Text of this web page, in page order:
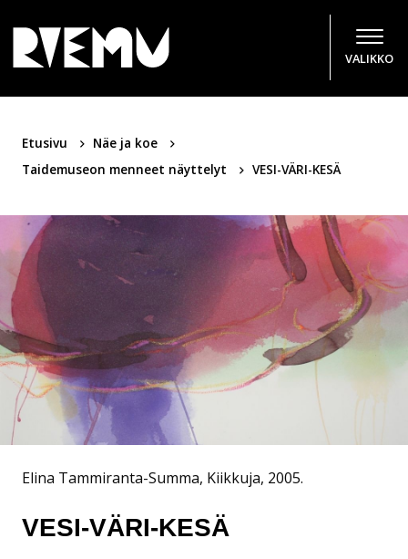
VALIKKO
Etusivu
Näe ja koe
Taidemuseon menneet näyttelyt
VESI-VÄRI-KESÄ
Elina Tammiranta-Summa, Kiikkuja, 2005.
VESI-VÄRI-KESÄ